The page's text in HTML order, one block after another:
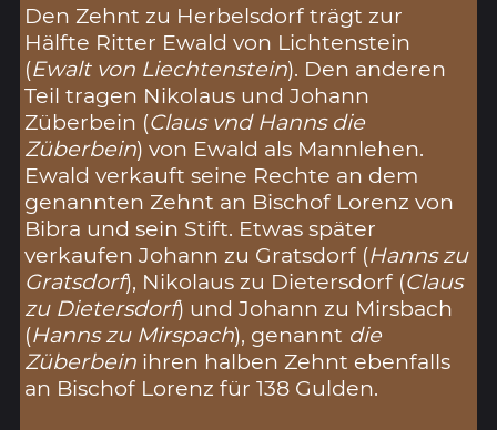
Den Zehnt zu Herbelsdorf trägt zur
Hälfte Ritter Ewald von Lichtenstein
(Ewalt von Liechtenstein). Den anderen
Teil tragen Nikolaus und Johann
Züberbein (Claus vnd Hanns die
Züberbein) von Ewald als Mannlehen.
Ewald verkauft seine Rechte an dem
genannten Zehnt an Bischof Lorenz von
Bibra und sein Stift. Etwas später
verkaufen Johann zu Gratsdorf (Hanns zu
Gratsdorf), Nikolaus zu Dietersdorf (Claus
zu Dietersdorf) und Johann zu Mirsbach
(Hanns zu Mirspach), genannt die
Züberbein ihren halben Zehnt ebenfalls
an Bischof Lorenz für 138 Gulden.